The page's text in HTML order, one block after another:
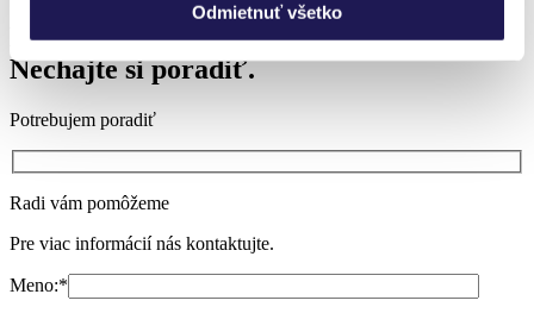
Odmietnuť všetko
Neviete si vybrať?
Nechajte si poradiť.
Potrebujem poradiť
Radi vám pomôžeme
Pre viac informácií nás kontaktujte.
Meno:*